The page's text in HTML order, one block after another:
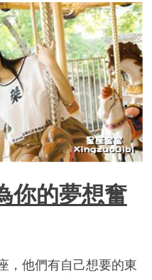
你的夢想奮
，他們有自己想要的東